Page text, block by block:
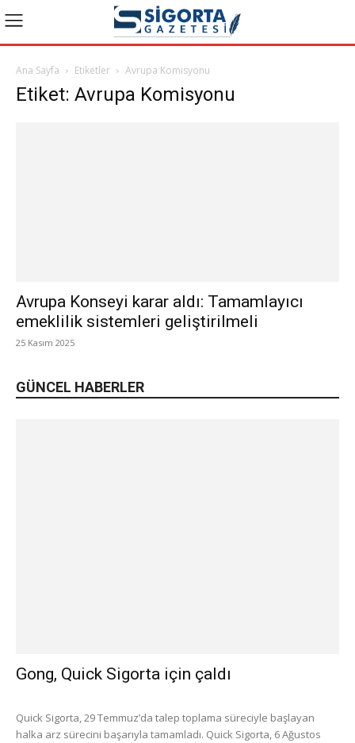
Ana Sayfa Etiketler Avrupa Komisyonu
Etiket: Avrupa Komisyonu
Avrupa Konseyi karar aldı: Tamamlayıcı
emeklilik sistemleri geliştirilmeli
25 Kasım 2025
GÜNCEL HABERLER
Gong, Quick Sigorta için çaldı
Quick Sigorta, 29 Temmuz’da talep toplama süreciyle başlayan
halka arz sürecini başarıyla tamamladı. Quick Sigorta, 6 Ağustos